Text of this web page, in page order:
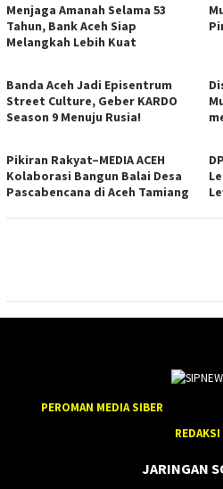
Menjaga Amanah Selama 53
Tahun, Bank Aceh Siap
Melangkah Lebih Kuat
Banda Aceh Jadi Episentrum
Street Culture, Geber KARDO
Season 9 Menuju Rusia!
Pikiran Rakyat–MEDIA ACEH
Kolaborasi Bangun Balai Desa
Pascabencana di Aceh Tamiang
PEROMAN MEDIA SIBER
REDAKSI
JARINGAN